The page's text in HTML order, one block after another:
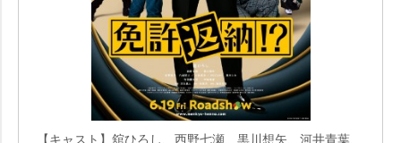
【キャスト】舘ひろし、西野七瀬、黒川想矢、河井青葉、